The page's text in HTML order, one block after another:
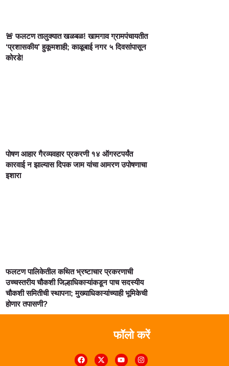
🚨 फलटण तालुक्यात खळबळ! खामगाव ग्रामपंचायतीत
‘प्रशासकीय’ हुकूमशाही; काळूबाई नगर ५ दिवसांपासून
कोरडे!
पोषण आहार गैरव्यवहार प्रकरणी १४ ऑगस्टपर्यंत
कारवाई न झाल्यास दिपक जाम यांचा आमरण उपोषणाचा
इशारा
फलटण पालिकेतील कथित भ्रष्टाचार प्रकरणाची
उच्चस्तरीय चौकशी जिल्हाधिकाऱ्यांकडून पाच सदस्यीय
चौकशी समितीची स्थापना; मुख्याधिकाऱ्यांच्याही भूमिकेची
होणार तपासणी?
फॉलो करें